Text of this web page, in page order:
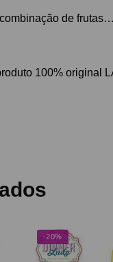
de
roduto 100% original
-20%